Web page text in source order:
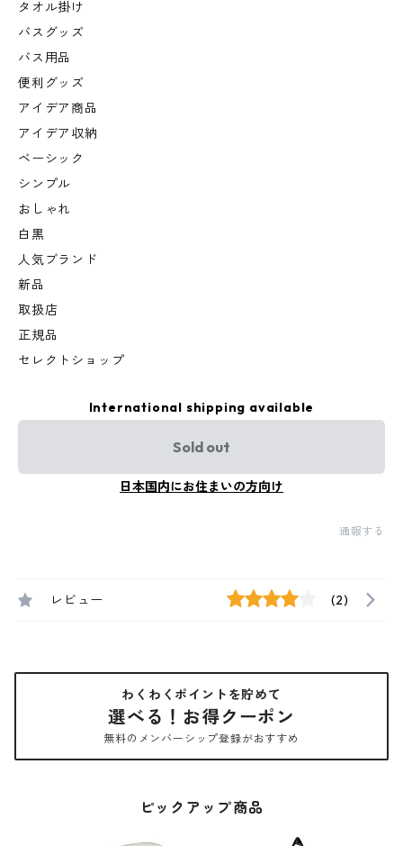
タオル掛け
バスグッズ
バス用品
便利グッズ
アイデア商品
アイデア収納
ベーシック
シンプル
おしゃれ
白黒
人気ブランド
新品
取扱店
正規品
セレクトショップ
International shipping available
Sold out
日本国内にお住まいの方向け
通報する
レビュー (2)
わくわくポイントを貯めて
選べる！お得クーポン
無料のメンバーシップ登録がおすすめ
ピックアップ商品